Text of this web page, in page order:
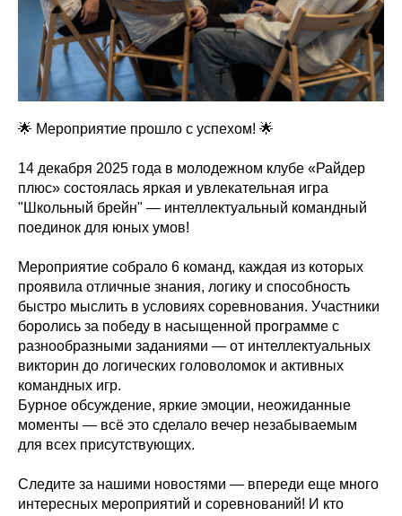
🌟 Мероприятие прошло с успехом! 🌟
14 декабря 2025 года в молодежном клубе «Райдер
плюс» состоялась яркая и увлекательная игра
"Школьный брейн" — интеллектуальный командный
поединок для юных умов!
Мероприятие собрало 6 команд, каждая из которых
проявила отличные знания, логику и способность
быстро мыслить в условиях соревнования. Участники
боролись за победу в насыщенной программе с
разнообразными заданиями — от интеллектуальных
викторин до логических головоломок и активных
командных игр.
Бурное обсуждение, яркие эмоции, неожиданные
моменты — всё это сделало вечер незабываемым
для всех присутствующих.
Следите за нашими новостями — впереди еще много
интересных мероприятий и соревнований! И кто